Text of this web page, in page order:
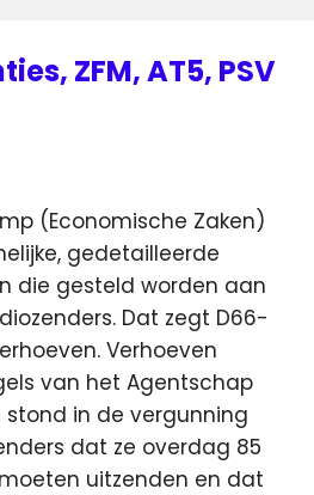
ZFM, AT5, PSV
(Economische Zaken)
gedetailleerde
die gesteld worden aan
Dat zegt D66-
Verhoeven
van het Agentschap
stond in de vergunning
dat ze overdag 85
uitzenden en dat